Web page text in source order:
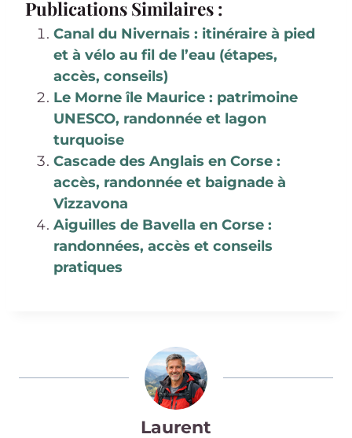
Publications Similaires :
Canal du Nivernais : itinéraire à pied
et à vélo au fil de l’eau (étapes,
accès, conseils)
Le Morne île Maurice : patrimoine
UNESCO, randonnée et lagon
turquoise
Cascade des Anglais en Corse :
accès, randonnée et baignade à
Vizzavona
Aiguilles de Bavella en Corse :
randonnées, accès et conseils
pratiques
Laurent